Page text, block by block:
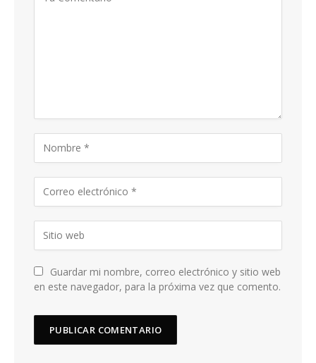
Guardar mi nombre, correo electrónico y sitio web
en este navegador, para la próxima vez que comento.